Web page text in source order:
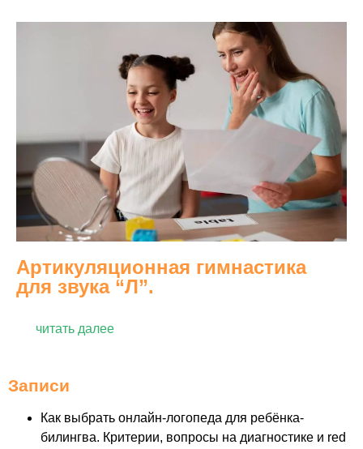
Артикуляционная гимнастика
для звука “Л”.
читать далее
Записи
Как выбрать онлайн-логопеда для ребёнка-
билингва. Критерии, вопросы на диагностике и red